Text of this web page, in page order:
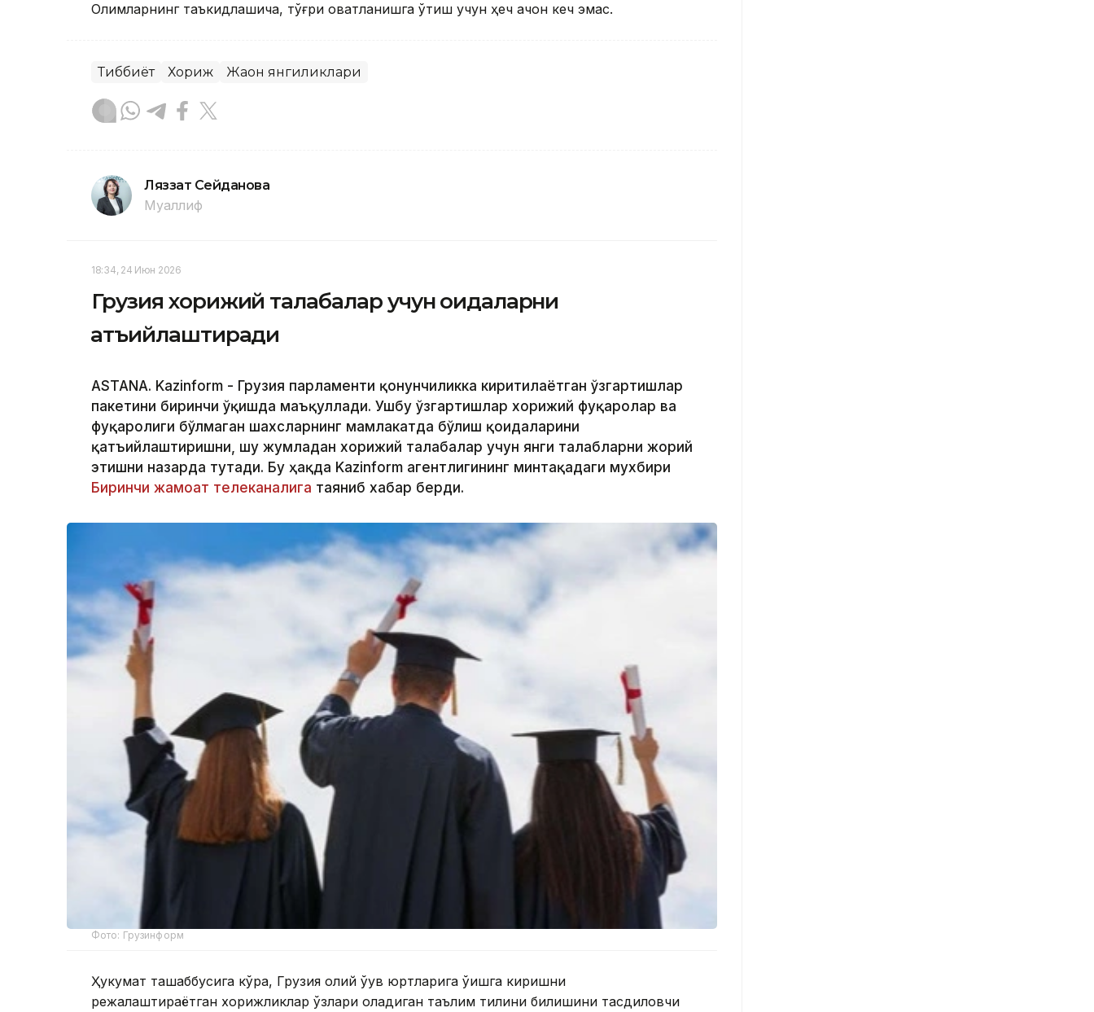
Олимларнинг таъкидлашича, тўғри овқатланишга ўтиш учун ҳеч қачон кеч эмас.
Тиббиёт Хориж Жаҳон янгиликлари
Ляззат Сейданова
Муаллиф
18:34, 24 Июн 2026
Грузия хорижий талабалар учун қоидаларни
қатъийлаштиради
ASTANA. Kazinform - Грузия парламенти қонунчиликка киритилаётган ўзгартишлар
пакетини биринчи ўқишда маъқуллади. Ушбу ўзгартишлар хорижий фуқаролар ва
фуқаролиги бўлмаган шахсларнинг мамлакатда бўлиш қоидаларини
қатъийлаштиришни, шу жумладан хорижий талабалар учун янги талабларни жорий
этишни назарда тутади. Бу ҳақда Kazinform агентлигининг минтақадаги мухбири
Биринчи жамоат телеканалига таяниб хабар берди.
Фото: Грузинформ
Ҳукумат ташаббусига кўра, Грузия олий ўқув юртларига ўқишга киришни
режалаштираётган хорижликлар ўзлари оладиган таълим тилини билишини тасдиқловчи